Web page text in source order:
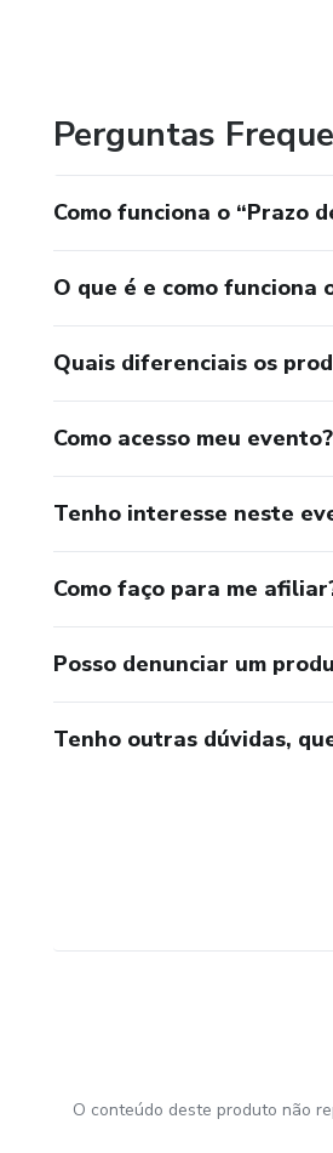
Perguntas
Como funciona o “Prazo
O que é e como funciona
Quais diferenciais os
Como acesso meu evento?
Tenho interesse neste
Como faço para me
Posso denunciar um
Tenho outras dúvidas,
O conteúdo deste produto não